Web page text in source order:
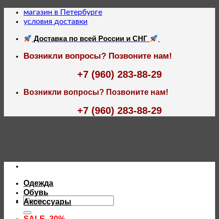
Skip
магазин в Петербурге
условия доставки
Доставка по всей России и СНГ
Возникли вопросы? Позвоните нам!
+7 (960) 283-88-29
Возникли вопросы? Позвоните нам!
+7 (960) 283-88-29
Искать:
Одежда
Обувь
Аксессуары